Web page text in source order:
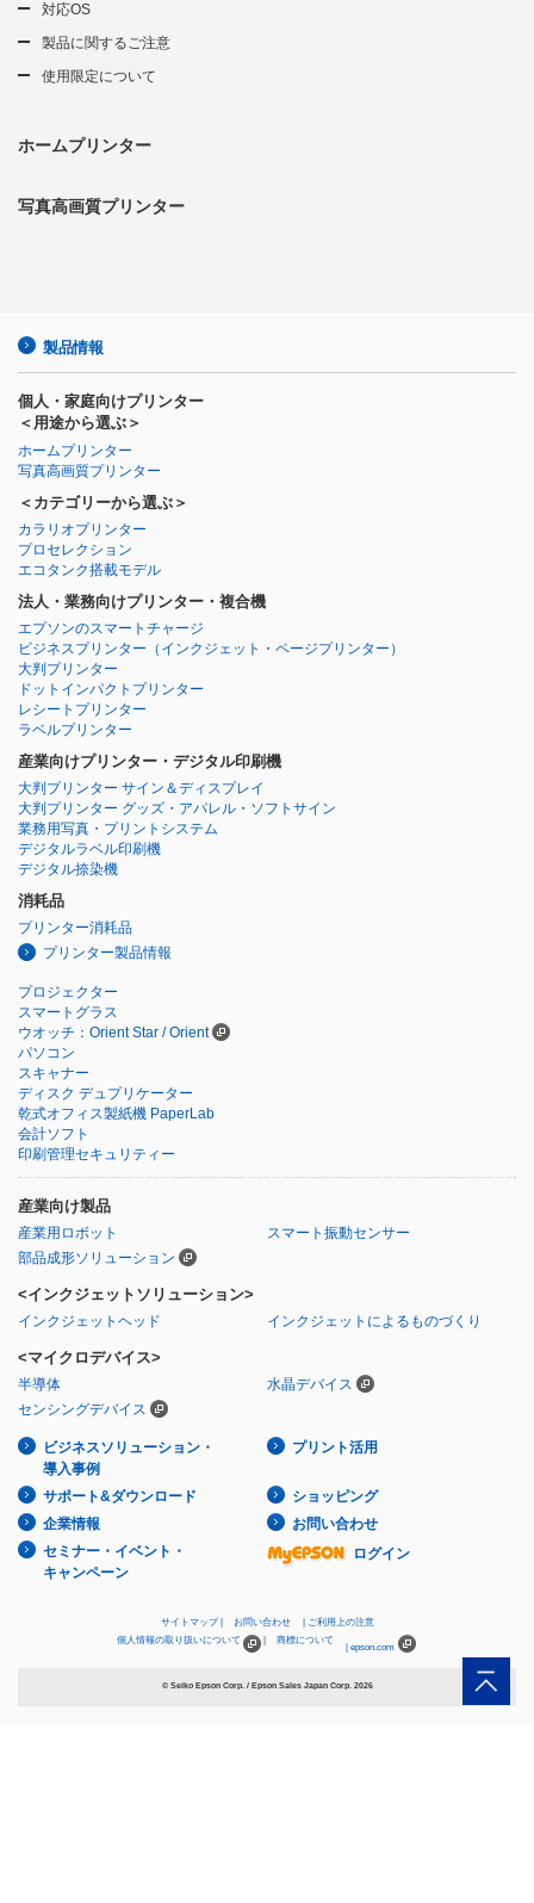
対応OS
製品に関するご注意
使用限定について
ホームプリンター
写真高画質プリンター
製品情報
個人・家庭向けプリンター
＜用途から選ぶ＞
ホームプリンター
写真高画質プリンター
＜カテゴリーから選ぶ＞
カラリオプリンター
プロセレクション
エコタンク搭載モデル
法人・業務向けプリンター・複合機
エプソンのスマートチャージ
ビジネスプリンター （インクジェット・ページプリンター）
大判プリンター
ドットインパクトプリンター
レシートプリンター
ラベルプリンター
産業向けプリンター・デジタル印刷機
大判プリンター サイン＆ディスプレイ
大判プリンター グッズ・アパレル・ソフトサイン
業務用写真・プリントシステム
デジタルラベル印刷機
デジタル捺染機
消耗品
プリンター消耗品
プリンター製品情報
プロジェクター
スマートグラス
ウオッチ：Orient Star / Orient
パソコン
スキャナー
ディスク デュプリケーター
乾式オフィス製紙機 PaperLab
会計ソフト
印刷管理セキュリティー
産業向け製品
産業用ロボット
スマート振動センサー
部品成形ソリューション
<インクジェットソリューション>
インクジェットヘッド インクジェットによるものづくり
<マイクロデバイス>
半導体
水晶デバイス
センシングデバイス
ビジネスソリューション・
導入事例
プリント活用
サポート&ダウンロード
ショッピング
企業情報
お問い合わせ
セミナー・イベント・
キャンペーン
ログイン
サイトマップ お問い合わせ
ご利用上の注意
個人情報の取り扱いについて
商標について
epson.com
© Seiko Epson Corp. / Epson Sales Japan Corp. 2026